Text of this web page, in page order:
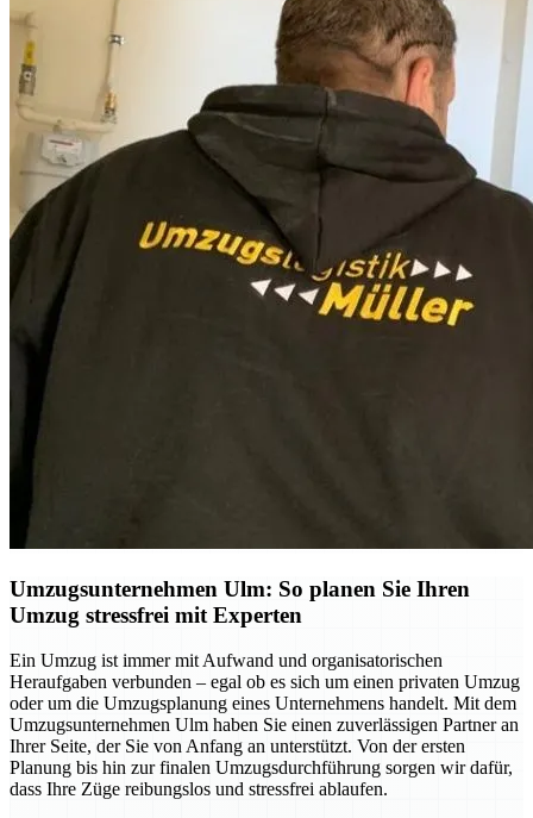
Umzugsunternehmen Ulm: So planen Sie Ihren
Umzug stressfrei mit Experten
Ein Umzug ist immer mit Aufwand und organisatorischen
Heraufgaben verbunden – egal ob es sich um einen privaten Umzug
oder um die Umzugsplanung eines Unternehmens handelt. Mit dem
Umzugsunternehmen Ulm haben Sie einen zuverlässigen Partner an
Ihrer Seite, der Sie von Anfang an unterstützt. Von der ersten
Planung bis hin zur finalen Umzugsdurchführung sorgen wir dafür,
dass Ihre Züge reibungslos und stressfrei ablaufen.